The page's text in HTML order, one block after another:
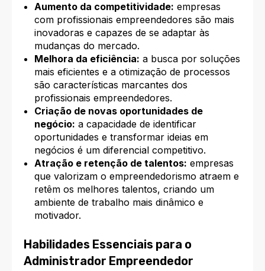
Aumento da competitividade: empresas
com profissionais empreendedores são mais
inovadoras e capazes de se adaptar às
mudanças do mercado.
Melhora da eficiência: a busca por soluções
mais eficientes e a otimização de processos
são características marcantes dos
profissionais empreendedores.
Criação de novas oportunidades de
negócio: a capacidade de identificar
oportunidades e transformar ideias em
negócios é um diferencial competitivo.
Atração e retenção de talentos: empresas
que valorizam o empreendedorismo atraem e
retêm os melhores talentos, criando um
ambiente de trabalho mais dinâmico e
motivador.
Habilidades Essenciais para o
Administrador Empreendedor